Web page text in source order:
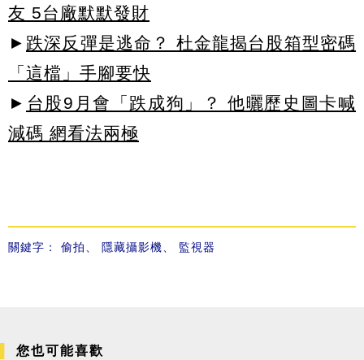
友 5台廠默默發財
► 跌深反彈是逃命？ 杜金龍揭台股箱型密碼
「這檔」手腳要快
► 台股9月會「跌成狗」？ 他曬歷史圖卡喊
減碼 網看法兩極
關鍵字： 偷拍 隱藏攝影機 監視器
您也可能喜歡